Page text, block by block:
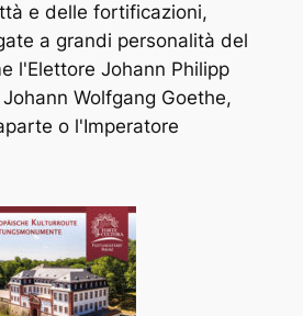
e delle fortificazioni,
a grandi personalità del
l'Elettore Johann Philipp
Wolfgang Goethe,
o l'Imperatore